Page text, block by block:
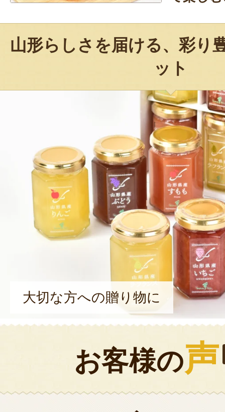
山形らしさを届ける、彩り
ット
大切な方への贈り物に
お客様の声